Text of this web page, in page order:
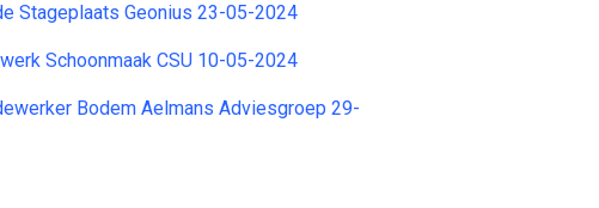
Stageplaats Geonius 23-05-2024
Schoonmaak CSU 10-05-2024
Bodem Aelmans Adviesgroep 29-